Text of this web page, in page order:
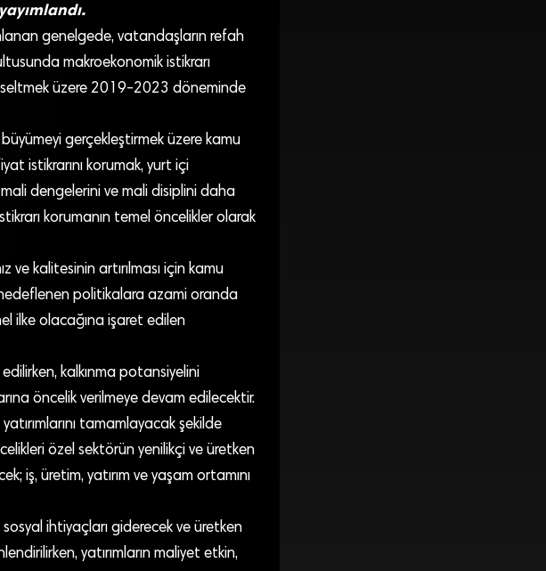
genelgede, vatandaşların refah
makroekonomik istikrarı
üzere 2019-2023 döneminde
gerçekleştirmek üzere kamu
istikrarını korumak, yurt içi
mali dengelerini ve mali disiplini daha
korumanın temel öncelikler olarak
ve kalitesinin artırılması için kamu
hedeflenen politikalara azami oranda
ilke olacağına işaret edilen
kalkınma potansiyelini
öncelik verilmeye devam edilecektir.
tamamlayacak şekilde
özel sektörün yenilikçi ve üretken
iş, üretim, yatırım ve yaşam ortamını
ihtiyaçları giderecek ve üretken
yatırımların maliyet etkin,